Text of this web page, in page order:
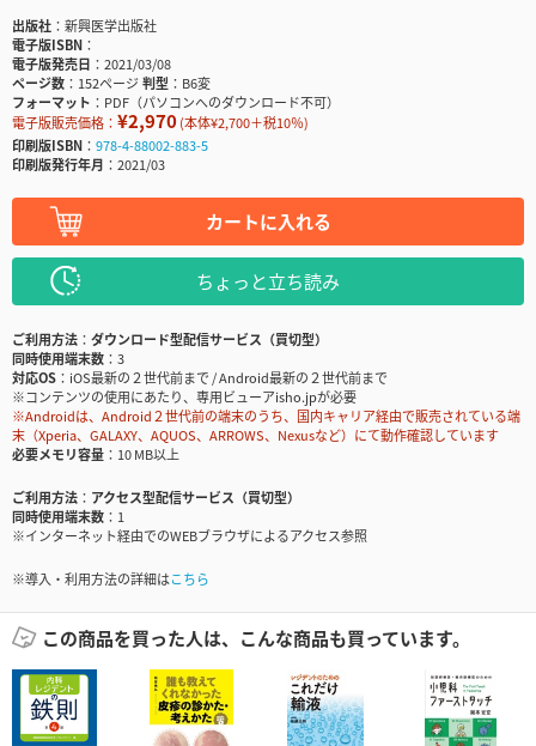
出版社
新興医学出版社
電子版ISBN
電子版発売日
2021/03/08
ページ数
152ページ判型
B6変
フォーマット
PDF（パソコンへのダウンロード不可）
電子版販売価格： ¥2,970(本体¥2,700＋税10％)
印刷版ISBN
978-4-88002-883-5
印刷版発行年月
2021/03
カートに入れる
ちょっと立ち読み
ご利用方法
ダウンロード型配信サービス（買切型）
同時使用端末数
3
対応OS
iOS最新の２世代前まで / Android最新の２世代前まで
※コンテンツの使用にあたり、専用ビューアisho.jpが必要
※Androidは、Android２世代前の端末のうち、国内キャリア経由で販売されている端
末（Xperia、GALAXY、AQUOS、ARROWS、Nexusなど）にて動作確認しています
必要メモリ容量
10 MB以上
ご利用方法
アクセス型配信サービス（買切型）
同時使用端末数
1
※インターネット経由でのWEBブラウザによるアクセス参照
※導入・利用方法の詳細はこちら
この商品を買った人は、こんな商品も買っています。